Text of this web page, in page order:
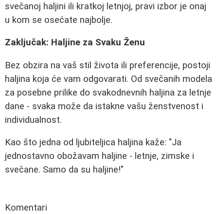
svečanoj haljini ili kratkoj letnjoj, pravi izbor je onaj
u kom se osećate najbolje.
Zaključak: Haljine za Svaku Ženu
Bez obzira na vaš stil života ili preferencije, postoji
haljina koja će vam odgovarati. Od svečanih modela
za posebne prilike do svakodnevnih haljina za letnje
dane - svaka može da istakne vašu ženstvenost i
individualnost.
Kao što jedna od ljubiteljica haljina kaže: "Ja
jednostavno obožavam haljine - letnje, zimske i
svečane. Samo da su haljine!"
Komentari